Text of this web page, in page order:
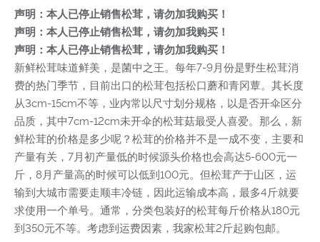
声明：本人已停止销售松茸，请勿加我购买！
声明：本人已停止销售松茸，请勿加我购买！
声明：本人已停止销售松茸，请勿加我购买！
新鲜松茸味道鲜美，是菌中之王。每年7-9月份是野生松茸消
费的热门季节，目前出口的松茸包括松口蘑和青冈蕈。其长度
从3cm-15cm不等，业内常以尺寸划分规格，以是否开伞区分
品质，其中7cm-12cm未开伞的松茸菇最受人喜爱。那么，新
鲜松茸的价格是多少呢？松茸的价格并不是一成不变，主要和
产量有关，7月初产量低的时候源头价格也会高达5-600元一
斤，8月产量高的时候可以低到100元。但松茸产于山区，运
输到大城市需要走顺丰冷链，因此运输成本高，最多4斤就要
求使用一个单号。通常，分类包装好的松茸每斤价格从180元
到350元不等。考虑到运费因素，我家松茸2斤起购包邮。